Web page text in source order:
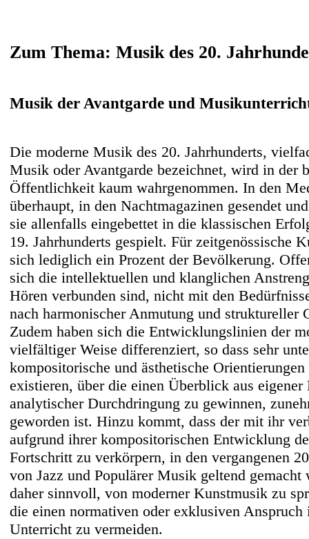
Zum Thema: Musik des 20.
Musik der Avantgarde und
Die moderne Musik des 20. Jahrhunderts,
Musik oder Avantgarde bezeichnet, wird in der
Öffentlichkeit kaum wahrgenommen. In den
überhaupt, in den Nachtmagazinen gesendet
sie allenfalls eingebettet in die klassischen
19. Jahrhunderts gespielt. Für zeitgenössische
sich lediglich ein Prozent der Bevölkerung.
sich die intellektuellen und klanglichen
Hören verbunden sind, nicht mit den
nach harmonischer Anmutung und struktureller
Zudem haben sich die Entwicklungslinien der
vielfältiger Weise differenziert, so dass sehr
kompositorische und ästhetische Orientierungen
existieren, über die einen Überblick aus
analytischer Durchdringung zu gewinnen,
geworden ist. Hinzu kommt, dass der mit ihr
aufgrund ihrer kompositorischen Entwicklung
Fortschritt zu verkörpern, in den vergangenen
von Jazz und Populärer Musik geltend gemacht
daher sinnvoll, von moderner Kunstmusik zu
die einen normativen oder exklusiven
Unterricht zu vermeiden.